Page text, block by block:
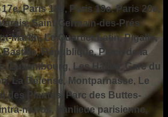
Paris 18e, Paris 19e, Paris 20e,
Saint-Germain-des-Prés,
Martin, Le Quartier Latin, Pigalle,
République, Place de la
Luxembourg, Les Halles, Gare du
La Défense, Montparnasse, Le
des Plantes, Parc des Buttes-
muros, banlieue parisienne,